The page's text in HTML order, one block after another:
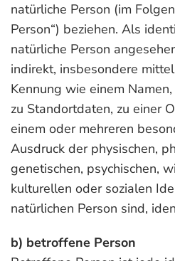
natürliche Person (im
Person“) beziehen. Als
natürliche Person
indirekt, insbesondere
Kennung wie einem
zu Standortdaten, zu einer
einem oder mehreren
Ausdruck der physischen,
genetischen, psychischen,
kulturellen oder sozialen
natürlichen Person sind,
b) betroffene Person